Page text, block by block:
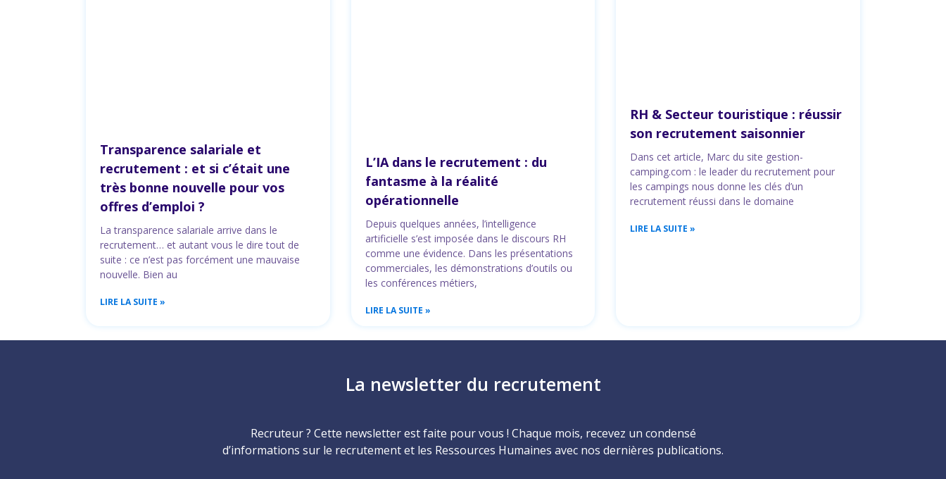
Transparence salariale et
recrutement : et si c’était une
très bonne nouvelle pour vos
offres d’emploi ?
La transparence salariale arrive dans le
recrutement… et autant vous le dire tout de
suite : ce n’est pas forcément une mauvaise
nouvelle. Bien au
LIRE LA SUITE »
L’IA dans le recrutement : du
fantasme à la réalité
opérationnelle
Depuis quelques années, l’intelligence
artificielle s’est imposée dans le discours RH
comme une évidence. Dans les présentations
commerciales, les démonstrations d’outils ou
les conférences métiers,
LIRE LA SUITE »
RH & Secteur touristique : réussir
son recrutement saisonnier
Dans cet article, Marc du site gestion-
camping.com : le leader du recrutement pour
les campings nous donne les clés d’un
recrutement réussi dans le domaine
LIRE LA SUITE »
La newsletter du recrutement
Recruteur ? Cette newsletter est faite pour vous ! Chaque mois, recevez un condensé
d’informations sur le recrutement et les Ressources Humaines avec nos dernières publications.